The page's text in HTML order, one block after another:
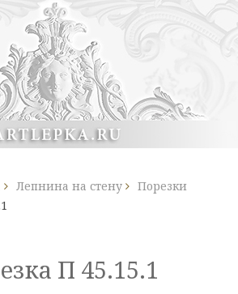
Лепнина на стену
Порезки
П 45.15.1